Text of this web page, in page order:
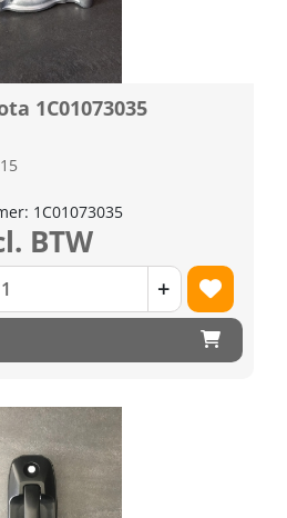
1C01073035
1C01073035
BTW
+